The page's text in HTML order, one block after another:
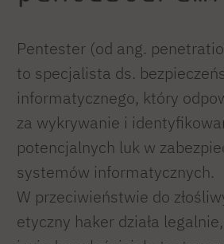
Pentester (od ang.
to specjalista ds.
informatycznego, który
za wykrywanie i
potencjalnych luk w
systemów informatycznych.
W przeciwieństwie do
etyczny haker działa